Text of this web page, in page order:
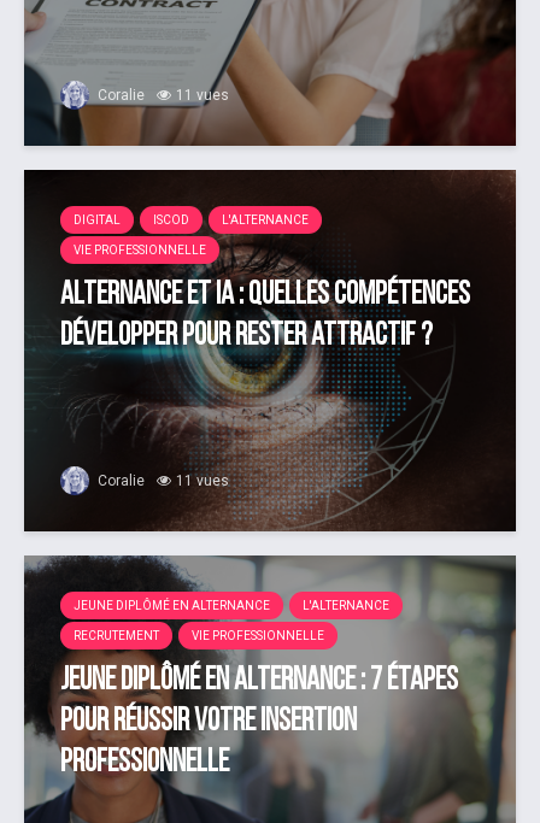
Coralie 11 vues
DIGITAL ISCOD L'ALTERNANCE
VIE PROFESSIONNELLE
Alternance et IA : quelles compétences
développer pour rester attractif ?
Coralie 11 vues
JEUNE DIPLÔMÉ EN ALTERNANCE L'ALTERNANCE
RECRUTEMENT VIE PROFESSIONNELLE
Jeune diplômé en alternance : 7 étapes
pour réussir votre insertion
professionnelle